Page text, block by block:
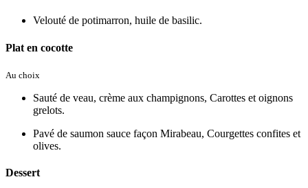
Velouté de potimarron, huile de basilic.
Plat en cocotte
Au choix
Sauté de veau, crème aux champignons, Carottes et oignons
grelots.
Pavé de saumon sauce façon Mirabeau, Courgettes confites et
olives.
Dessert